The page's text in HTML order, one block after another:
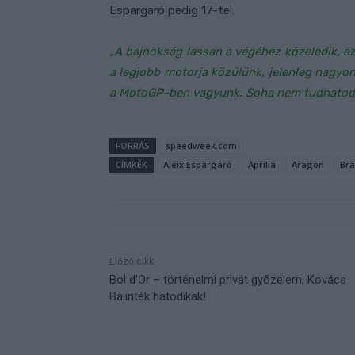
Espargaró pedig 17-tel.
„A bajnokság lassan a végéhez közeledik,
a legjobb motorja közülünk, jelenleg
a MotoGP-ben vagyunk. Soha nem
FORRÁS
speedweek.com
CÍMKÉK
Aleix Espargaro Aprilia Aragon
Előző cikk
Bol d’Or – történelmi privát győzelem, Kovács
Bálinték hatodikak!